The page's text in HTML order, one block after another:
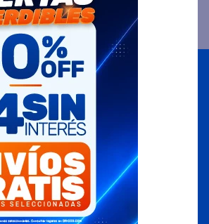
anuestras novedades
DESCUENTO EN TU PRIMERA COMPRA
enterate de todas las mejores
y ofertas en D'RICCO.COM!